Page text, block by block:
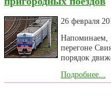
26 февраля
Напоминаем,
перегоне
порядок
Подробнее...